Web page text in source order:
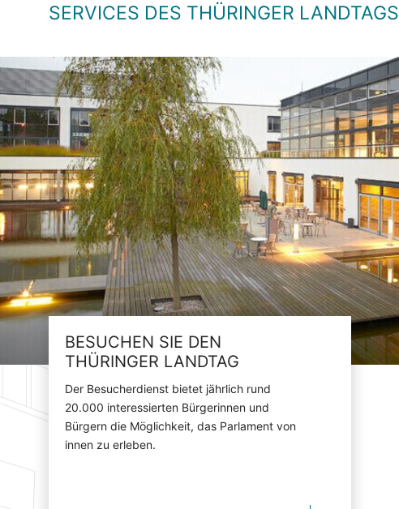
SERVICES DES THÜRINGER LANDTAGS
BESUCHEN SIE DEN
THÜRINGER LANDTAG
Der Besucherdienst bietet jährlich rund
20.000 interessierten Bürgerinnen und
Bürgern die Möglichkeit, das Parlament von
innen zu erleben.